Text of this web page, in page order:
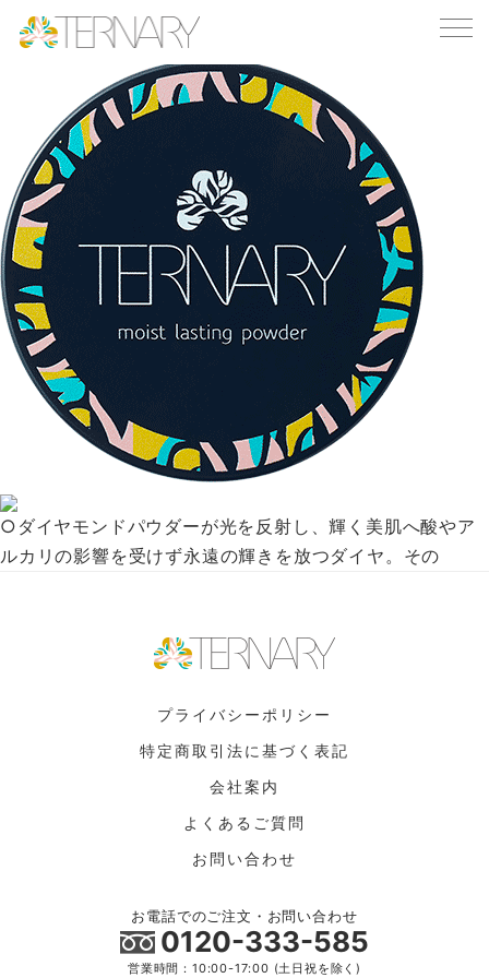
TOP
moist lasting powder
○ダイヤモンドパウダーが光を反射し、輝く美肌へ酸やア
ルカリの影響を受けず永遠の輝きを放つダイヤ。その
プライバシーポリシー
特定商取引法に基づく表記
会社案内
よくあるご質問
お問い合わせ
お電話でのご注文・お問い合わせ
0120-333-585
営業時間：10:00-17:00 (土日祝を除く)